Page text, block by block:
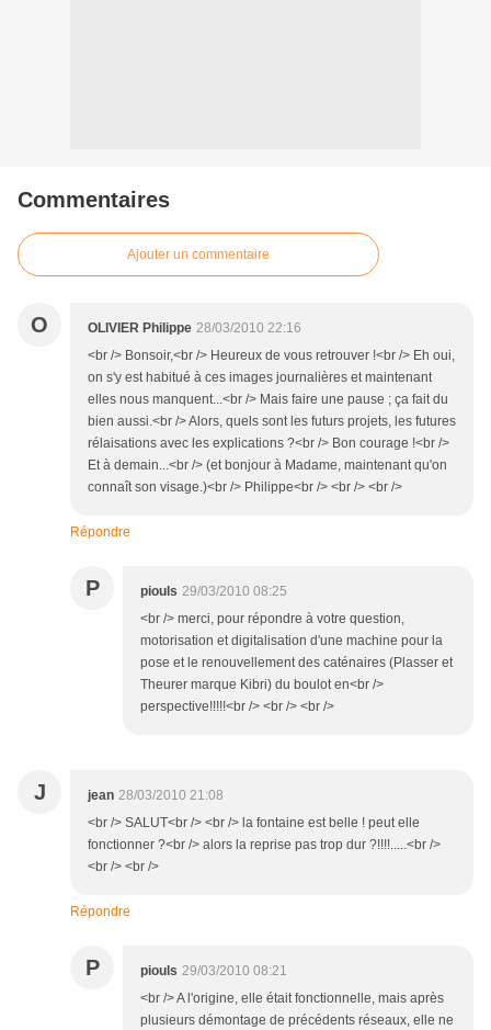
Commentaires
Ajouter un commentaire
O OLIVIER Philippe 28/03/2010 22:16
<br /> Bonsoir,<br /> Heureux de vous retrouver !<br /> Eh oui,
on s'y est habitué à ces images journalières et maintenant
elles nous manquent...<br /> Mais faire une pause ; ça fait du
bien aussi.<br /> Alors, quels sont les futurs projets, les futures
rélaisations avec les explications ?<br /> Bon courage !<br />
Et à demain...<br /> (et bonjour à Madame, maintenant qu'on
connaît son visage.)<br /> Philippe<br /> <br /> <br />
Répondre
P piouls 29/03/2010 08:25
<br /> merci, pour répondre à votre question,
motorisation et digitalisation d'une machine pour la
pose et le renouvellement des caténaires (Plasser et
Theurer marque Kibri) du boulot en<br />
perspective!!!!!<br /> <br /> <br />
J jean 28/03/2010 21:08
<br /> SALUT<br /> <br /> la fontaine est belle ! peut elle
fonctionner ?<br /> alors la reprise pas trop dur ?!!!!.....<br />
<br /> <br />
Répondre
P piouls 29/03/2010 08:21
<br /> A l'origine, elle était fonctionnelle, mais après
plusieurs démontage de précédents réseaux, elle ne